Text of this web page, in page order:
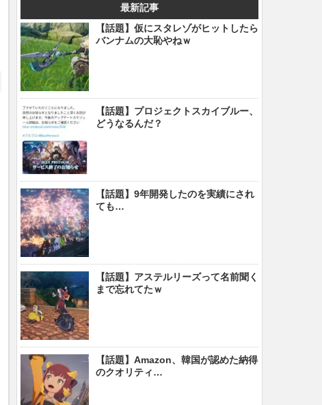
最新記事
【話題】仮にスタレゾがヒットしたら
バンナムの大恥やねｗ
【話題】プロジェクトスカイブルー、
どうなるんだ？
【話題】9年開発したのを実績にされ
ても…
【話題】アステルリーズって名前聞く
まで忘れてたｗ
【話題】Amazon、韓国が認めた納得
のクオリティ…